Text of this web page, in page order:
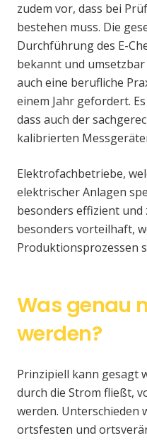
zudem vor, dass bei
bestehen muss. Die
Durchführung des E-
bekannt und
auch eine berufliche
einem Jahr gefordert.
dass auch der
kalibrierten
Elektrofachbetriebe,
elektrischer Anlagen
besonders effizient und
besonders vorteilhaft,
Produktionsprozessen
Was genau
werden?
Prinzipiell kann gesagt
durch die Strom fließt,
werden. Unterschieden
ortsfesten und